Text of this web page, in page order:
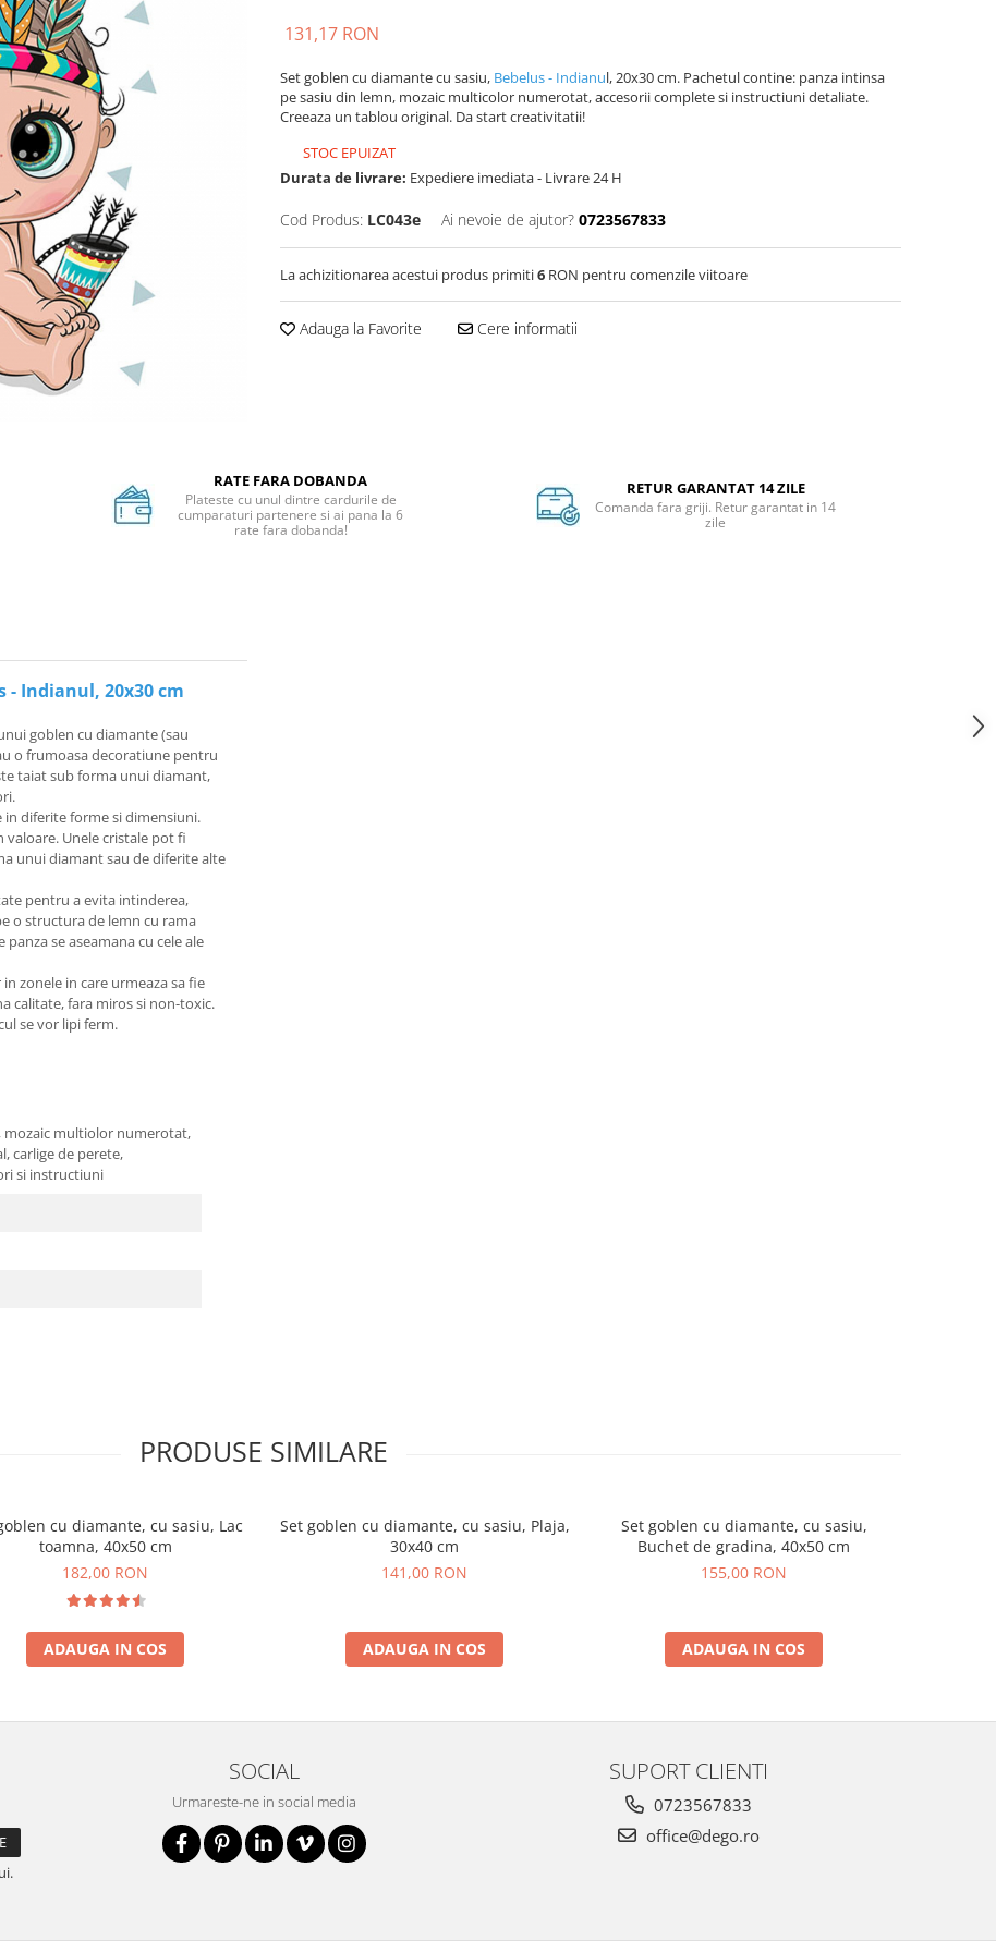
131,17 RON
Set goblen cu diamantecu sasiu, Bebelus - Indianul, 20x30 cm. Pachetul contine: panza intinsa
pe sasiu din lemn, mozaic multicolor numerotat, accesorii complete si instructiuni detaliate.
Creeaza un tablou original. Da start creativitatii!
STOC EPUIZAT
Durata de livrare: Expediere imediata - Livrare 24 H
Cod Produs: LC043e Ai nevoie de ajutor? 0723567833
La achizitionarea acestui produs primiti6 RON pentru comenzile viitoare
Adauga la Favorite Cere informatii
RATE FARA DOBANDA
Plateste cu unul dintre cardurile de
cumparaturi partenere si ai pana la 6
rate fara dobanda!
RETUR GARANTAT 14 ZILE
Comanda fara griji. Retur garantat in 14
zile
- Indianul, 20x30 cm
goblen cu diamante (sau
o frumoasa decoratiune pentru
taiat sub forma unui diamant,
diferite forme si dimensiuni.
valoare. Unele cristale pot fi
unui diamant sau de diferite alte
pentru a evita intinderea,
o structura de lemn cu rama
se aseamana cu cele ale
zonele in care urmeaza sa fie
calitate, fara miros si non-toxic.
se vor lipi ferm.
mozaic multiolor numerotat,
carlige de perete,
si instructiuni
PRODUSE SIMILARE
cu diamante, cu sasiu, Lac
toamna, 40x50 cm
182,00 RON
ADAUGA IN COS
Set goblen cu diamante, cu sasiu, Plaja,
30x40 cm
141,00 RON
ADAUGA IN COS
Set goblen cu diamante, cu sasiu,
Buchet de gradina, 40x50 cm
155,00 RON
ADAUGA IN COS
SOCIAL
Urmareste-ne in social media
SUPORT CLIENTI
0723567833
office@dego.ro